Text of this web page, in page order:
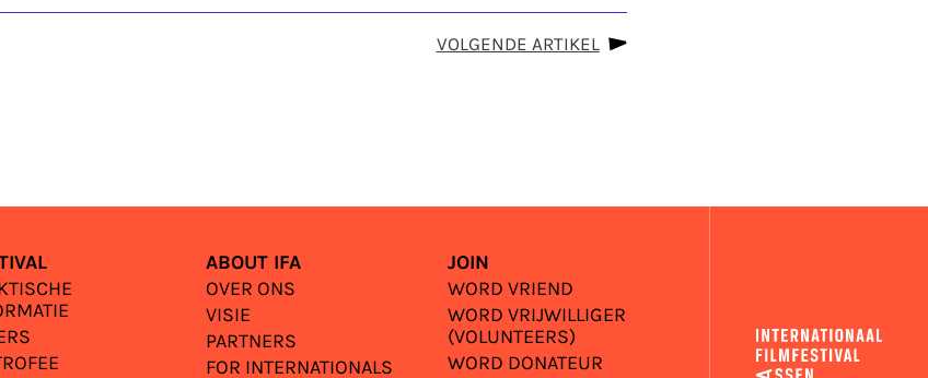
VOLGENDE ARTIKEL
ABOUT IFA
OVER ONS
VISIE
PARTNERS
FOR INTERNATIONALS
JOIN
WORD VRIEND
WORD VRIJWILLIGER
(VOLUNTEERS)
WORD DONATEUR